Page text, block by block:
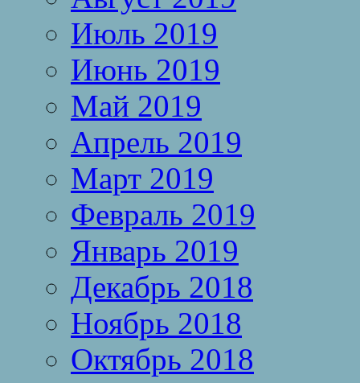
Июль 2019
Июнь 2019
Май 2019
Апрель 2019
Март 2019
Февраль 2019
Январь 2019
Декабрь 2018
Ноябрь 2018
Октябрь 2018